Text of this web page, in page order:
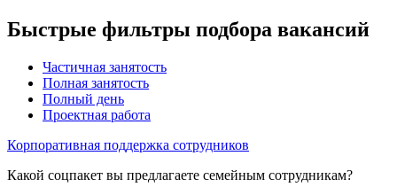
Быстрые фильтры подбора вакансий
Частичная занятость
Полная занятость
Полный день
Проектная работа
Корпоративная поддержка сотрудников
Какой соцпакет вы предлагаете семейным сотрудникам?